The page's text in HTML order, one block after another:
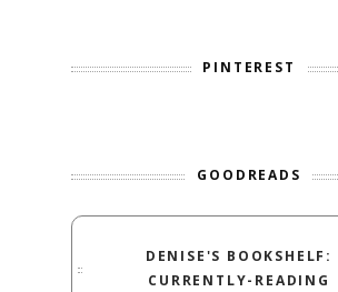
PINTEREST
GOODREADS
DENISE'S BOOKSHELF:
CURRENTLY-READING